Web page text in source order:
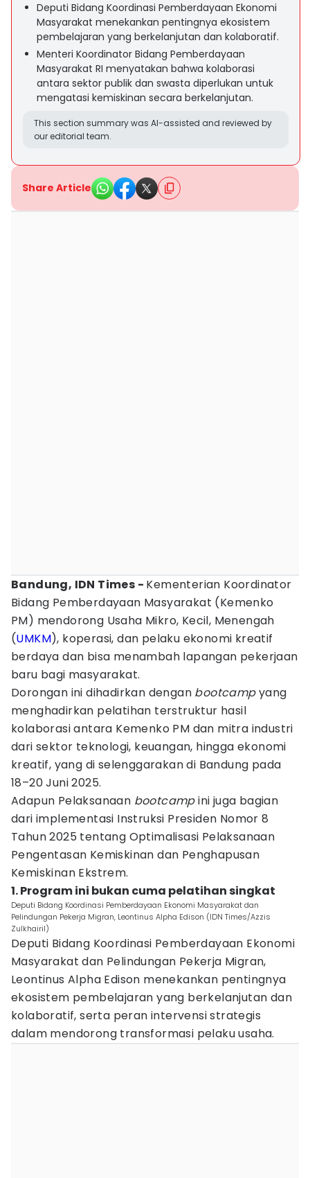
Deputi Bidang Koordinasi Pemberdayaan Ekonomi
Masyarakat menekankan pentingnya ekosistem
pembelajaran yang berkelanjutan dan kolaboratif.
Menteri Koordinator Bidang Pemberdayaan
Masyarakat RI menyatakan bahwa kolaborasi
antara sektor publik dan swasta diperlukan untuk
mengatasi kemiskinan secara berkelanjutan.
This section summary was AI-assisted and reviewed by
our editorial team.
Share Article
Bandung, IDN Times - Kementerian Koordinator
Bidang Pemberdayaan Masyarakat (Kemenko
PM) mendorong Usaha Mikro, Kecil, Menengah
(UMKM), koperasi, dan pelaku ekonomi kreatif
berdaya dan bisa menambah lapangan pekerjaan
baru bagi masyarakat.
Dorongan ini dihadirkan dengan bootcampyang
menghadirkan pelatihan terstruktur hasil
kolaborasi antara Kemenko PM dan mitra industri
dari sektor teknologi, keuangan, hingga ekonomi
kreatif, yang di selenggarakan di Bandung pada
18–20 Juni 2025.
Adapun Pelaksanaan bootcampini juga bagian
dari implementasi Instruksi Presiden Nomor 8
Tahun 2025 tentang Optimalisasi Pelaksanaan
Pengentasan Kemiskinan dan Penghapusan
Kemiskinan Ekstrem.
1. Program ini bukan cuma pelatihan singkat
Deputi Bidang Koordinasi Pemberdayaan Ekonomi Masyarakat dan
Pelindungan Pekerja Migran, Leontinus Alpha Edison (IDN Times/Azzis
Zulkhairil)
Deputi Bidang Koordinasi Pemberdayaan Ekonomi
Masyarakat dan Pelindungan Pekerja Migran,
Leontinus Alpha Edison menekankan pentingnya
ekosistem pembelajaran yang berkelanjutan dan
kolaboratif, serta peran intervensi strategis
dalam mendorong transformasi pelaku usaha.